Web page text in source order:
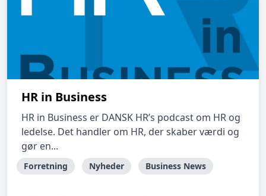
HR in Business
HR in Business er DANSK HR’s podcast om HR og
ledelse. Det handler om HR, der skaber værdi og
gør en...
Forretning Nyheder Business News